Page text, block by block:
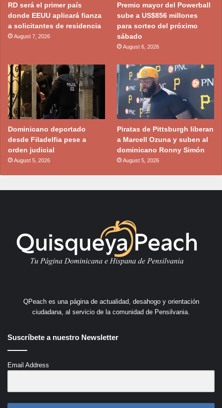
RD será el primer país
donde EEUU aplicará fianza
a solicitantes de residencia
August 7, 2026
Premio mayor del Powerball
sube a US$856 millones
para sorteo del próximo
sábado
August 6, 2026
Dominicano deportado
desde Filadelfia pese a
orden judicial
August 5, 2026
Piratas de Pittsburgh liberan
a Marcell Ozuna y suben al
dominicano Ronny Simón
August 5, 2026
QPeach es una página de actualidad, desahogo y orientación
ciudadana, al servicio de la comunidad de Pensilvania.
Suscríbete a nuestro Newsletter
Email Address